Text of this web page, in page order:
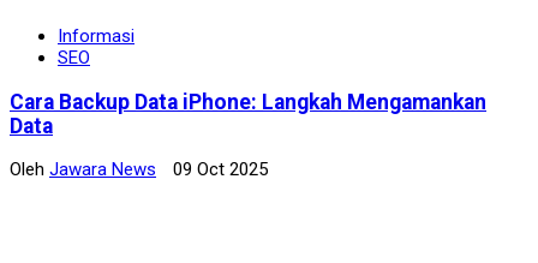
Informasi
SEO
Cara Backup Data iPhone: Langkah Mengamankan
Data
Oleh Jawara News 09 Oct 2025